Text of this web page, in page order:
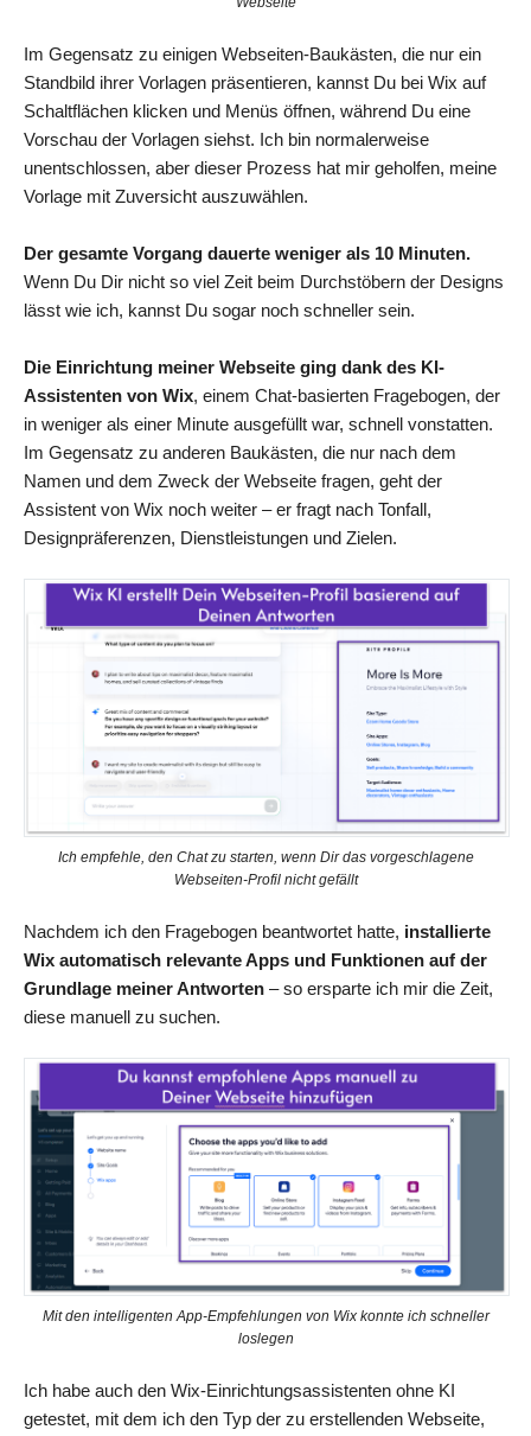
Im Gegensatz zu einigen Webseiten-Baukästen, die nur ein
Standbild ihrer Vorlagen präsentieren, kannst Du bei Wix auf
Schaltflächen klicken und Menüs öffnen, während Du eine
Vorschau der Vorlagen siehst. Ich bin normalerweise
unentschlossen, aber dieser Prozess hat mir geholfen, meine
Vorlage mit Zuversicht auszuwählen.
Der gesamte Vorgang dauerte weniger als 10 Minuten.
Wenn Du Dir nicht so viel Zeit beim Durchstöbern der Designs
lässt wie ich, kannst Du sogar noch schneller sein.
Die Einrichtung meiner Webseite ging dank des KI-
Assistenten von Wix, einem Chat-basierten Fragebogen, der
in weniger als einer Minute ausgefüllt war, schnell vonstatten.
Im Gegensatz zu anderen Baukästen, die nur nach dem
Namen und dem Zweck der Webseite fragen, geht der
Assistent von Wix noch weiter – er fragt nach Tonfall,
Designpräferenzen, Dienstleistungen und Zielen.
Ich empfehle, den Chat zu starten, wenn Dir das vorgeschlagene
Webseiten-Profil nicht gefällt
Nachdem ich den Fragebogen beantwortet hatte, installierte
Wix automatisch relevante Apps und Funktionen auf der
Grundlage meiner Antworten – so ersparte ich mir die Zeit,
diese manuell zu suchen.
Mit den intelligenten App-Empfehlungen von Wix konnte ich schneller
loslegen
Ich habe auch den Wix-Einrichtungsassistenten ohne KI
getestet, mit dem ich den Typ der zu erstellenden Webseite,